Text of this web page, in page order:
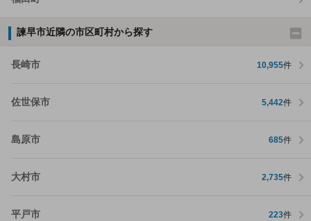
諫早市近隣の市区町村から探す
長崎市 10,955件
佐世保市 5,442件
島原市 685件
大村市 2,735件
平戸市 223件